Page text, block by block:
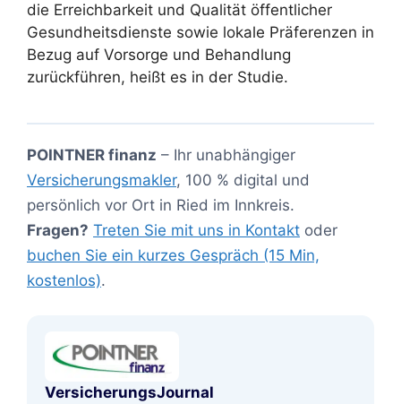
die Erreichbarkeit und Qualität öffentlicher
Gesundheitsdienste sowie lokale Präferenzen in
Bezug auf Vorsorge und Behandlung
zurückführen, heißt es in der Studie.
POINTNER finanz – Ihr unabhängiger
Versicherungsmakler, 100 % digital und
persönlich vor Ort in Ried im Innkreis.
Fragen? Treten Sie mit uns in Kontakt oder
buchen Sie ein kurzes Gespräch (15 Min,
kostenlos).
VersicherungsJournal